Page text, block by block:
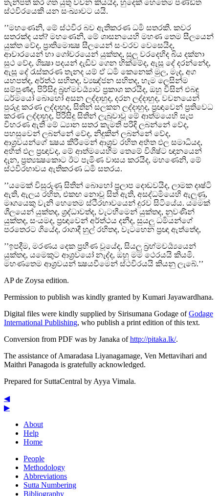
තැන්පත් කර ගත යුතු වචන කියයිද, හුදෙක් හෙතෙම පණ්ඩිත
ස්ථවිරයෙකි යන සංඛ්‍යාවට යයි.
’’මහණෙනි, මේ ස්ථවිර බව ඇතිකරණ ධර්‍ම සතරකි. කවර
සතරක්ද යත්? මහණෙනි, මේ ශාසනයෙහි මහණ තෙම සීලයෙන්
යුක්ත වේද, ප්‍රාතිමොක්‍ෂ සීලයෙන් සංවරව වෙසෙයිද,
ආචාරයෙන් හා ගෝචරයෙන් යුක්තද, සුලු වරදෙහිද බිය දක්නා
සුථ වේද, ශික්‍ෂා පදයන් දැඩිව ගෙන හික්මේද, ඇසූ දේ දරන්නේද,
ඇසූ දේ රැස්කරණ තැනද යම් ඒ ධර්‍ම කෙනෙක් මුල, මැද, අග
යහපත්ද, අර්ත්‍ථ සහිතද, ව්‍යඤ්ජන සහිතද, හැම ලෙසින්ම
සම්පූර්‍ණද, පිරිසිදු බ්‍රහ්මචර්‍ය්‍යාව ප්‍රකාශ කරයිද, ඔහු විසින් එබඳු
ධර්මයෝ බොහෝ අසන ලද්දාහුද, දරන ලද්දාහුද, වචනයෙන්
පුරුදු කරණ ලද්දාහුද, සිතින් සලකන ලද්දාහුද, ප්‍රඥාවෙන් ප්‍රතිවෙධ
කරණ ලද්දාහුද, පිරිසිදු සිතින් ලැබුවාවූ මේ ආත්මයෙහි සැප
විහරණ ඇති මේ ධ්‍යාන සතර කැමති පරිදි ලබන්නේ වේද,
පහසුවෙන් ලබන්නේ වේද, නිදුකින් ලබන්නේ වේද,
ආශ්‍රවයන්ගේ ක්‍ෂය කිරීමෙන් ආශ්‍රව රහිත අර්‍හත ඵල සමාධියද,
අර්‍හත් ඵල ප්‍රඥාවද, මේ ආත්මයෙහිම තෙමේ විශිෂ්ට ඥානයෙන්
දැන, ප්‍රත්‍යක්‍ෂකොට ඊට පැමිණ වාසය කරයිද, මහණෙනි, මේ
ස්ථවිරභාවය ඇතිකරණ ධර්‍ම සතරය.
’’යමෙක් විසුරුණු සිතින් බොහෝ ප්‍රලාප දොඩවයිද, ලාමක දෘෂ්ටි
ඇති, ඇලය රහිත, එකඟ නොවූ සිත් ඇති, අසද්ධර්‍මයෙහි ඇලුණු,
මෘගයෙකු වැනි හෙතෙම ස්ථිරභාවයෙන් දුරව සිටියේය. යමෙක්
ශීලයෙන් යුක්තද, ශ්‍රද්‍ධාවත්ද, වැටහීමෙන් යුක්තද, නුවණින්
යුක්තද, සංයමද, ප්‍රඥාවෙන් අර්ත්‍ථය දනීද, සුයලු ධර්‍මයන්ගේ
පරතෙරට ගියේද, රාගාදී හුල් රහිතද, වැටහෙන ප්‍රඥා ඇත්තේද,
’’ඉපදීම, මරණය දෙක ප්‍රහීණ වූයේද, සියලු බ්‍රහ්මචර්‍ය්‍යයෙන්
යුක්තද, යමෙකුට ආශ්‍රවයෝ නැද්ද, ඔහු මම ථෙරයයි කියමි.
මහණතෙම ආශ්‍රවයන් ක්‍ෂයවීමෙන් ස්ථවිරයයි කියනු ලැබේ.’’
AP de Zoysa edition.
Permission to publish was kindly granted by Kumari Jayawardhana.
Digital files were kindly supplied by Sirisumana Godage ofGodage
International Publishing, who publish a print edition of this text.
Conversion from PDF was by Janaka ofhttp://pitaka.lk/.
The assistance of Amaradasa Liyanagamage, Ven Mettavihari and
Maithri Panagoda is gratefully acknowledged.
Prepared for SuttaCentral by Ayya Vimala.
◀
▶
About
Help
Home
People
Methodology
Abbreviations
Sutta Numbering
Bibliography